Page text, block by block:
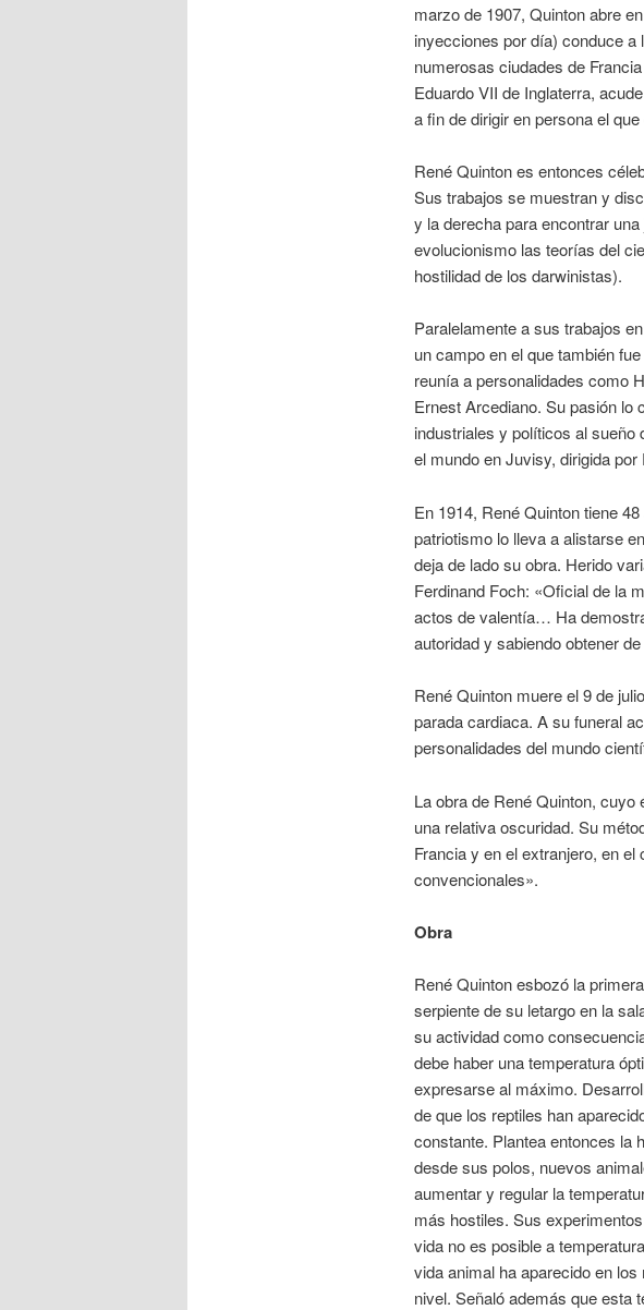
marzo de 1907, Quinton abre
inyecciones por día) conduce
numerosas ciudades de
Eduardo VII de Inglaterra,
a fin de dirigir en persona el
René Quinton es entonces
Sus trabajos se muestran y
y la derecha para encontrar
evolucionismo las teorías del
hostilidad de los darwinistas).
Paralelamente a sus trabajos
un campo en el que también
reunía a personalidades como
Ernest Arcediano. Su pasión lo
industriales y políticos al sueño
el mundo en Juvisy, dirigida por
En 1914, René Quinton tiene
patriotismo lo lleva a alistarse
deja de lado su obra. Herido
Ferdinand Foch: «Oficial de la
actos de valentía… Ha
autoridad y sabiendo obtener
René Quinton muere el 9 de
parada cardiaca. A su funeral
personalidades del mundo
La obra de René Quinton,
una relativa oscuridad. Su
Francia y en el extranjero, en
convencionales».
Obra
René Quinton esbozó la
serpiente de su letargo en la
su actividad como
debe haber una temperatura
expresarse al máximo.
de que los reptiles han
constante. Plantea entonces la
desde sus polos, nuevos
aumentar y regular la
más hostiles. Sus
vida no es posible a
vida animal ha aparecido en
nivel. Señaló además que esta